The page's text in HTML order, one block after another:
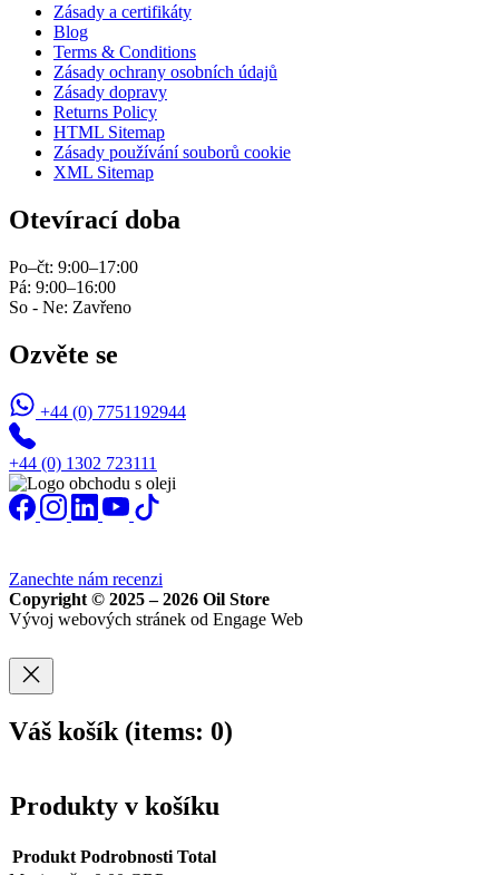
Zásady a certifikáty
Blog
Terms & Conditions
Zásady ochrany osobních údajů
Zásady dopravy
Returns Policy
HTML Sitemap
Zásady používání souborů cookie
XML Sitemap
Otevírací doba
Po–čt: 9:00–17:00
Pá: 9:00–16:00
So - Ne: Zavřeno
Ozvěte se
+44 (0) 7751192944
+44 (0) 1302 723111
Zanechte nám recenzi
Copyright © 2025 – 2026 Oil Store
Vývoj webových stránek od Engage Web
Váš košík (items: 0)
Produkty v košíku
Produkt Podrobnosti Total